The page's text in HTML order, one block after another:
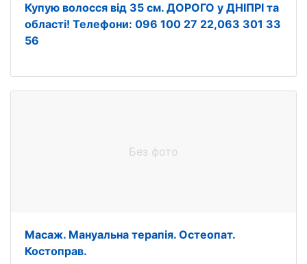
Купую волосся від 35 см. ДОРОГО у ДНІПРІ та
області! Телефони: 096 100 27 22,063 301 33
56
Без фото
Масаж. Мануальна терапія. Остеопат.
Костоправ.